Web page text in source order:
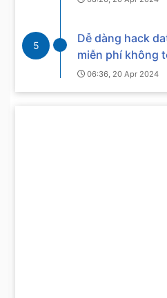
5
Dễ dàng hack
miễn phí không
06:36, 20 Apr 2024